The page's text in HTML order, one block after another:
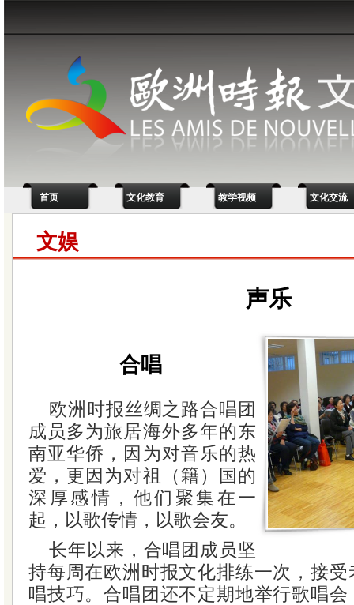
首页 文化教育 教学视频 文化交流
文娱
声乐
合唱
欧洲时报丝绸之路合唱团
成员多为旅居海外多年的东
南亚华侨，因为对音乐的热
爱，更因为对祖（籍）国的
深厚感情，他们聚集在一
起，以歌传情，以歌会友。
长年以来，合唱团成员坚
持每周在欧洲时报文化排练一次，接
唱技巧。合唱团还不定期地举行歌唱